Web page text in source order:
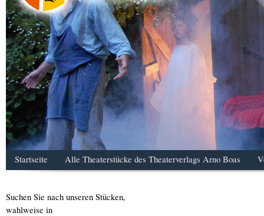
Startseite Alle Theaterstücke des Theaterverlags Arno Boas
Suchen Sie nach unseren Stücken,
wahlweise in